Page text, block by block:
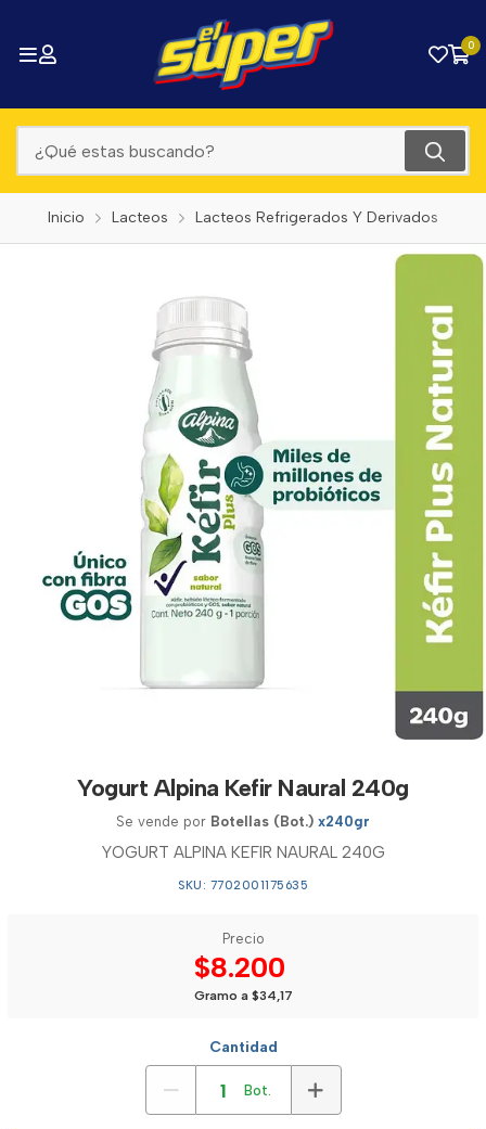
0
Inicio Lacteos Lacteos Refrigerados Y Derivados
Yogurt Alpina Kefir Naural 240g
Se vende por Botellas (Bot.) x240gr
YOGURT ALPINA KEFIR NAURAL 240G
SKU: 7702001175635
Precio
$8.200
Gramo a $34,17
Cantidad
Bot.